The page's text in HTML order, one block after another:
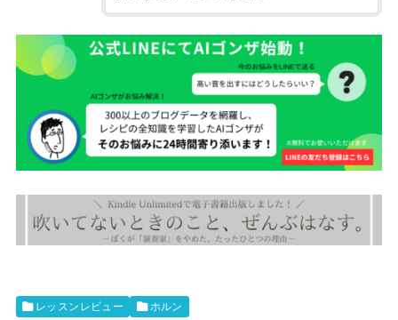
レッスンレビュー ホルン